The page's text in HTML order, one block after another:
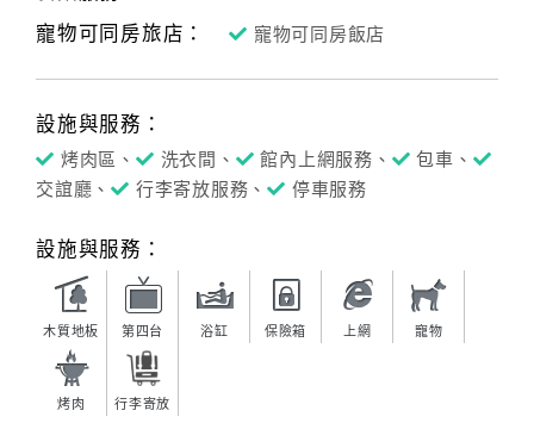
寵物可同房旅店： 寵物可同房飯店
設施與服務：
烤肉區、 洗衣間、 館內上網服務、
包車、
交誼廳、
行李寄放服務、 停車服務
設施與服務：
木質地板 第四台 浴缸 保險箱 上網 寵物
烤肉 行李寄放